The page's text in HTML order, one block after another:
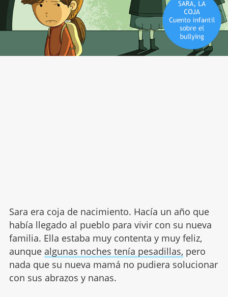
Sara era coja de nacimiento. Hacía un año que
había llegado al pueblo para vivir con su nueva
familia. Ella estaba muy contenta y muy feliz,
aunque algunas noches tenía pesadillas, pero
nada que su nueva mamá no pudiera solucionar
con sus abrazos y nanas.